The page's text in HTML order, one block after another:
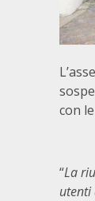
con
“La
utenti